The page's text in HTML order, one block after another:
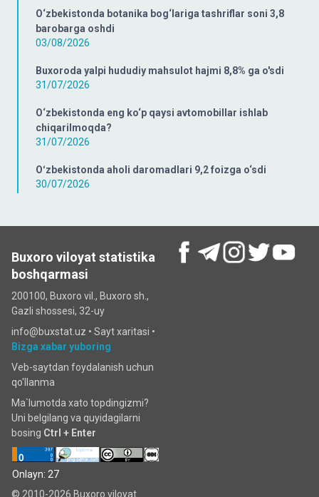
O‘zbekistonda botanika bog‘lariga tashriflar soni 3,8
barobarga oshdi
03/08/2026
Buxoroda yalpi hududiy mahsulot hajmi 8,8% ga o'sdi
31/07/2026
O‘zbekistonda eng ko‘p qaysi avtomobillar ishlab
chiqarilmoqda?
31/07/2026
Oʻzbekistonda aholi daromadlari 9,2 foizga o‘sdi
30/07/2026
Buxoro viloyat statistika
boshqarmasi
200100, Buxoro vil., Buxoro sh.,
Gazli shossesi, 32-uy
info@buxstat.uz • Sayt xaritasi •
Bizga xabar yuboring
Veb-saytdan foydalanish uchun
qo'llanma
Ma`lumotda xato topdingizmi?
Uni belgilang va quyidagilarni
bosing Ctrl + Enter
Onlayn: 27
© 2010-2026 Buxoro viloyat